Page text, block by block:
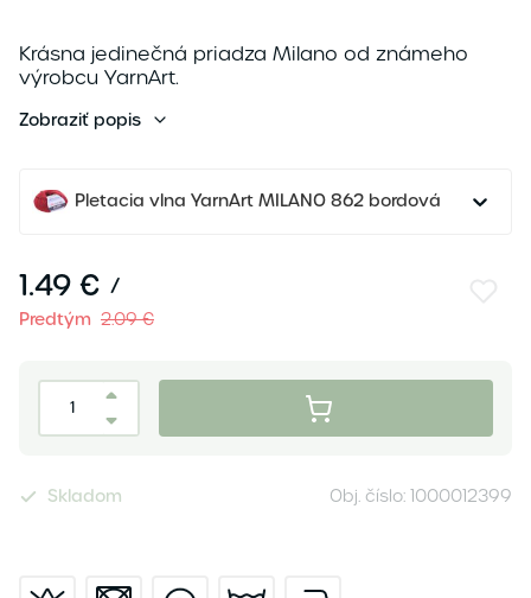
Krásna jedinečná priadza Milano od známeho
výrobcu YarnArt.
Zobraziť popis
Pletacia vlna YarnArt MILANO 862 bordová
1.49 € /
Predtým 2.09 €
Skladom Obj. číslo: 1000012399